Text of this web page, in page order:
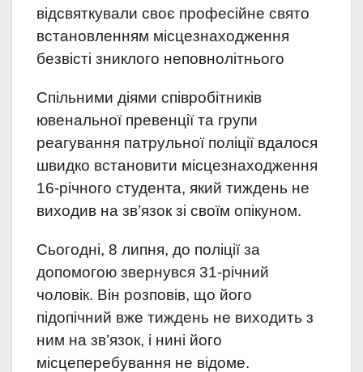
відсвяткували своє професійне свято
встановленням місцезнаходження
безвісті зниклого неповнолітнього
Спільними діями співробітників
ювенальної превенції та групи
реагування патрульної поліції вдалося
швидко встановити місцезнаходження
16-річного студента, який тиждень не
виходив на зв’язок зі своїм опікуном.
Сьогодні, 8 липня, до поліції за
допомогою звернувся 31-річний
чоловік. Він розповів, що його
підопічний вже тиждень не виходить з
ним на зв’язок, і нині його
місцеперебування не відоме.